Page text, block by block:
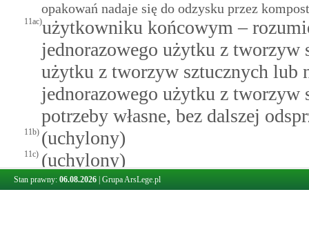
opakowań nadaje się do odzysku przez
11ac)użytkowniku końcowym –
jednorazowego użytku z tworzyw
użytku z tworzyw sztucznych lub
jednorazowego użytku z tworzyw
potrzeby własne, bez dalszej
11b) (uchylony)
11c) (uchylony)
(uchylony)
Stan prawny: 06.08.2026 Grupa ArsLege.pl